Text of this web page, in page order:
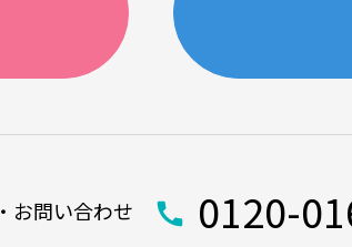
お問い合わせ 0120-